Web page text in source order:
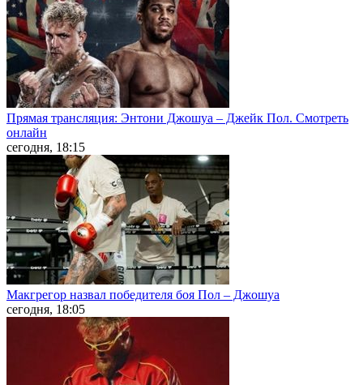
Прямая трансляция: Энтони Джошуа – Джейк Пол. Смотреть
онлайн
сегодня, 18:15
Макгрегор назвал победителя боя Пол – Джошуа
сегодня, 18:05